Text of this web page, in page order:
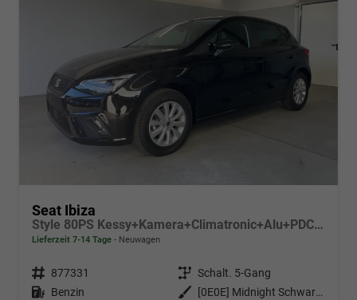
Seat Ibiza
Style 80PS Kessy+Kamera+Climatronic+Alu+PDCvohi+Sitzheiz+App-Connect+DAB
Lieferzeit 7-14 Tage Neuwagen
Fahrzeugnr. 877331 Getriebe Schalt. 5-Gang
Kraftstoff Benzin Außenfarbe
[0E0E] Midnight Schwarz Metallic